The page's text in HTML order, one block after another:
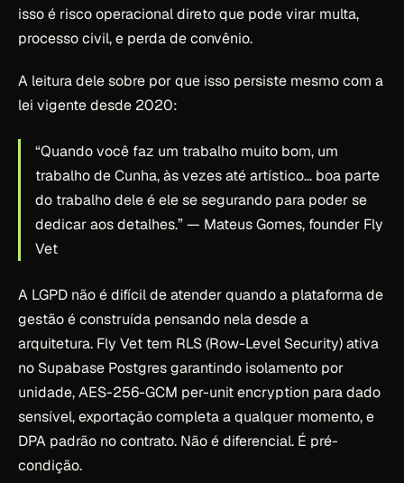
isso é risco operacional direto que pode virar multa,
processo civil, e perda de convênio.
A leitura dele sobre por que isso persiste mesmo com a
lei vigente desde 2020:
“Quando você faz um trabalho muito bom, um
trabalho de Cunha, às vezes até artístico… boa parte
do trabalho dele é ele se segurando para poder se
dedicar aos detalhes.”— Mateus Gomes, founder Fly
Vet
A LGPD não é difícil de atender quando a plataforma de
gestão é construída pensando nela desde a
arquitetura. Fly Vet tem RLS (Row-Level Security) ativa
no Supabase Postgres garantindo isolamento por
unidade, AES-256-GCM per-unit encryption para dado
sensível, exportação completa a qualquer momento, e
DPA padrão no contrato. Não é diferencial. É pré-
condição.